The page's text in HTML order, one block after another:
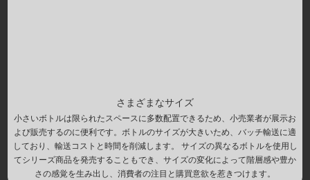
さまざまなサイズ
小さいボトルは限られたスペースに多数配置できるため、小売業者が展示お
よび販売するのに便利です。ボトルのサイズが大きいため、バッチ輸送に適
しており、輸送コストと時間を削減します。 サイズの異なるボトルを使用し
てシリーズ商品を発売することもでき、サイズの変化によって階層感や豊か
さの感覚を生み出し、消費者の注目と購買意欲を惹きつけます。